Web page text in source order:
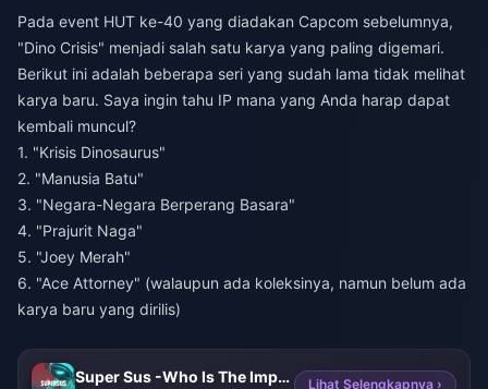
Pada event HUT ke-40 yang diadakan Capcom sebelumnya,
"Dino Crisis" menjadi salah satu karya yang paling digemari.
Berikut ini adalah beberapa seri yang sudah lama tidak melihat
karya baru. Saya ingin tahu IP mana yang Anda harap dapat
kembali muncul?
1. "Krisis Dinosaurus"
2. "Manusia Batu"
3. "Negara-Negara Berperang Basara"
4. "Prajurit Naga"
5. "Joey Merah"
6. "Ace Attorney" (walaupun ada koleksinya, namun belum ada
karya baru yang dirilis)
Super Sus -Who Is The Impostor Golden Star Lihat Selengkapnya ›